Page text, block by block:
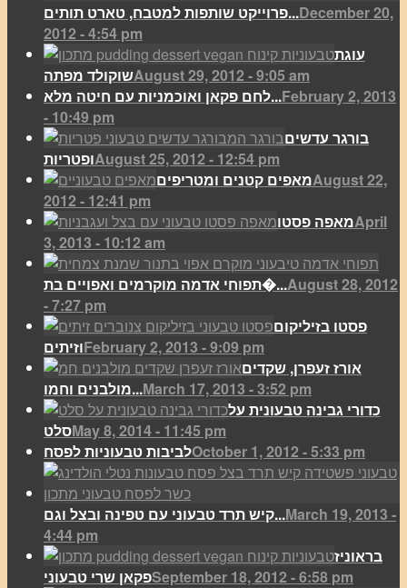
פרוייקט שותפות למטבח, טארט תותים...December 20,
2012 - 4:54 pm
עוגת
שוקולד מפתהAugust 29, 2012 - 9:05 am
לחם פקאן ואוכמניות עם חיטה מלא...February 2, 2013
- 10:49 pm
בורגר עדשים
ופטריותAugust 25, 2012 - 12:54 pm
מאפים קטנים ומטריפיםAugust 22,
2012 - 12:41 pm
מאפה פסטוApril
3, 2013 - 10:12 am
תפוחי אדמה מוקרמים ואפויים בת�...August 28, 2012
- 7:27 pm
פסטו בזיליקום
וזיתיםFebruary 2, 2013 - 9:09 pm
אורז זעפרן, שקדים
מולבנים וחמו...March 17, 2013 - 3:52 pm
כדורי גבינה טבעונית על
סלטMay 8, 2014 - 11:45 pm
לביבות טבעוניות לפסחOctober 1, 2012 - 5:33 pm
קיש תרד טבעוני עם טפינה ובצל וגם...March 19, 2013 -
4:44 pm
בראוניז
פקאן שרי טבעוניSeptember 18, 2012 - 6:58 pm